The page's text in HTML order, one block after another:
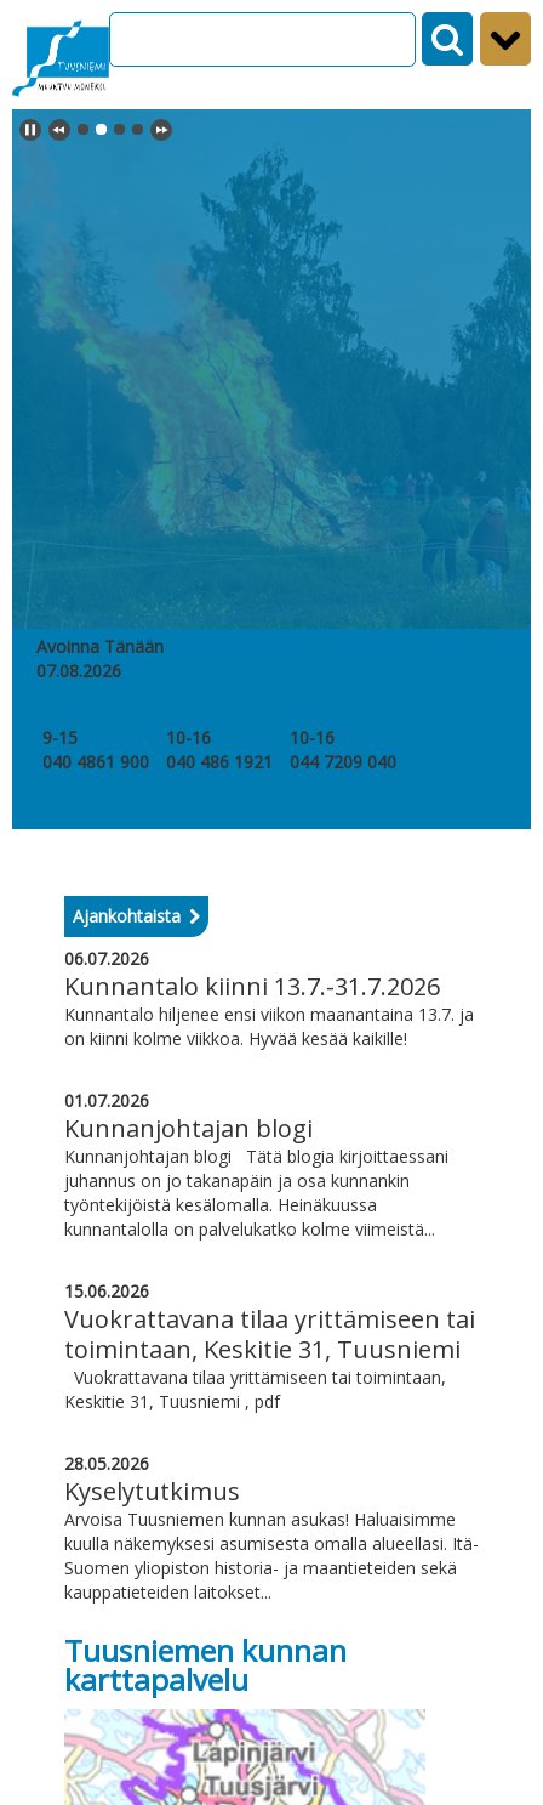
Siirry sisältöön
Avoinna Tänään
07.08.2026
9-15
040 4861 900
10-16
040 486 1921
10-16
044 7209 040
Ajankohtaista
06.07.2026
Kunnantalo kiinni 13.7.-31.7.2026
Kunnantalo hiljenee ensi viikon maanantaina 13.7. ja
on kiinni kolme viikkoa. Hyvää kesää kaikille!
01.07.2026
Kunnanjohtajan blogi
Kunnanjohtajan blogi Tätä blogia kirjoittaessani
juhannus on jo takanapäin ja osa kunnankin
työntekijöistä kesälomalla. Heinäkuussa
kunnantalolla on palvelukatko kolme viimeistä...
15.06.2026
Vuokrattavana tilaa yrittämiseen tai
toimintaan, Keskitie 31, Tuusniemi
Vuokrattavana tilaa yrittämiseen tai toimintaan,
Keskitie 31, Tuusniemi , pdf
28.05.2026
Kyselytutkimus
Arvoisa Tuusniemen kunnan asukas! Haluaisimme
kuulla näkemyksesi asumisesta omalla alueellasi. Itä-
Suomen yliopiston historia- ja maantieteiden sekä
kauppatieteiden laitokset...
Tuusniemen kunnan
karttapalvelu